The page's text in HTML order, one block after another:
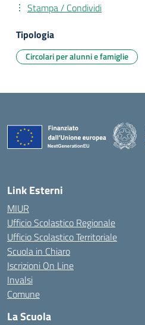
Stampa / Condividi
Tipologia
Circolari per alunni e famiglie
Link Esterni
MIUR
Ufficio Scolastico Regionale
Ufficio Scolastico Territoriale
Scuola in Chiaro
Iscrizioni On Line
Invalsi
Comune
La Scuola